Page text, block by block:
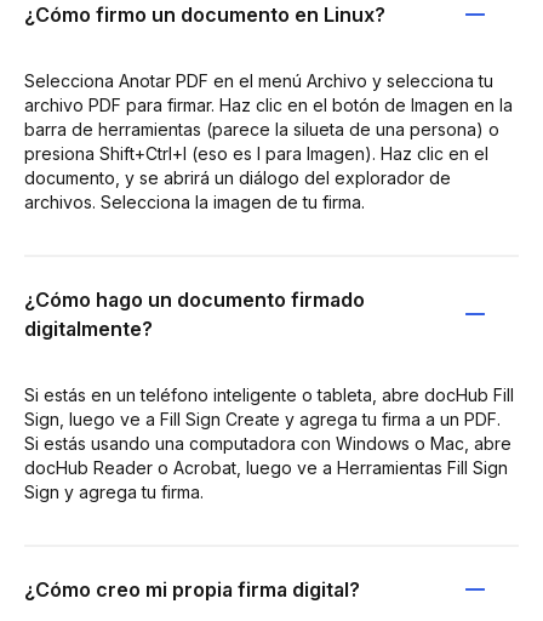
¿Cómo firmo un documento en Linux?
Selecciona Anotar PDF en el menú Archivo y selecciona tu
archivo PDF para firmar. Haz clic en el botón de Imagen en la
barra de herramientas (parece la silueta de una persona) o
presiona Shift+Ctrl+I (eso es I para Imagen). Haz clic en el
documento, y se abrirá un diálogo del explorador de
archivos. Selecciona la imagen de tu firma.
¿Cómo hago un documento firmado
digitalmente?
Si estás en un teléfono inteligente o tableta, abre docHub Fill
Sign, luego ve a Fill Sign Create y agrega tu firma a un PDF.
Si estás usando una computadora con Windows o Mac, abre
docHub Reader o Acrobat, luego ve a Herramientas Fill Sign
Sign y agrega tu firma.
¿Cómo creo mi propia firma digital?